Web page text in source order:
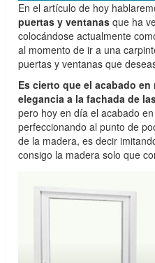
En el artículo de hoy
puertas y ventanasque ha
colocándose actualmente
al momento de ir a una
puertas y ventanas que
Es cierto que el acabado
elegancia a la fachada de
pero hoy en día el acabado
perfeccionando al punto de
de la madera, es decir
consigo la madera solo que